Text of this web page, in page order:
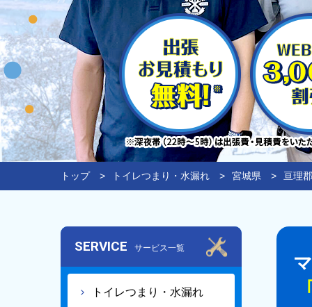
トップ トイレつまり・水漏れ 宮城県 亘理
SERVICE サービス一覧
トイレつまり・水漏れ